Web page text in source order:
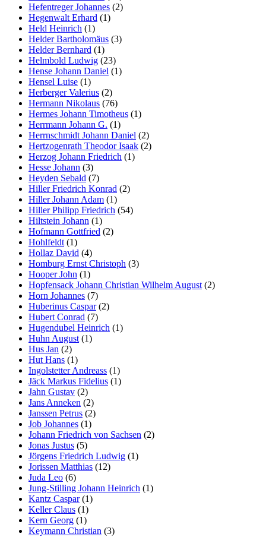
Hefentreger Johannes (2)
Hegenwalt Erhard (1)
Held Heinrich (1)
Helder Bartholomäus (3)
Helder Bernhard (1)
Helmbold Ludwig (23)
Hense Johann Daniel (1)
Hensel Luise (1)
Herberger Valerius (2)
Hermann Nikolaus (76)
Hermes Johann Timotheus (1)
Herrmann Johann G. (1)
Herrnschmidt Johann Daniel (2)
Hertzogenrath Theodor Isaak (2)
Herzog Johann Friedrich (1)
Hesse Johann (3)
Heyden Sebald (7)
Hiller Friedrich Konrad (2)
Hiller Johann Adam (1)
Hiller Philipp Friedrich (54)
Hiltstein Johann (1)
Hofmann Gottfried (2)
Hohlfeldt (1)
Hollaz David (4)
Homburg Ernst Christoph (3)
Hooper John (1)
Hopfensack Johann Christian Wilhelm August (2)
Horn Johannes (7)
Huberinus Caspar(2)
Hubert Conrad (7)
Hugendubel Heinrich (1)
Huhn August (1)
Hus Jan (2)
Hut Hans (1)
Ingolstetter Andreass (1)
Jäck Markus Fidelius (1)
Jahn Gustav (2)
Jans Anneken (2)
Janssen Petrus (2)
Job Johannes (1)
Johann Friedrich von Sachsen (2)
Jonas Justus (5)
Jörgens Friedrich Ludwig (1)
Jorissen Matthias (12)
Juda Leo (6)
Jung-Stilling Johann Heinrich (1)
Kantz Caspar(1)
Keller Claus (1)
Kern Georg (1)
Keymann Christian (3)